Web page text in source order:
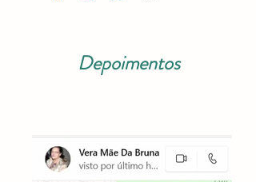
Depoimentos